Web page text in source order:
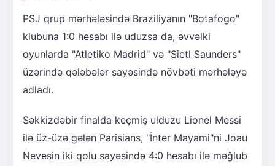
PSJ qrup mərhələsində Braziliyanın "Botafogo"
klubuna 1:0 hesabı ilə uduzsa da, əvvəlki
oyunlarda "Atletiko Madrid" və "Sietl Saunders"
üzərində qələbələr sayəsində növbəti mərhələyə
adladı.
Səkkizdəbir finalda keçmiş ulduzu Lionel Messi
ilə üz-üzə gələn Parisians, "İnter Mayami"ni Joau
Nevesin iki qolu sayəsində 4:0 hesabı ilə məğlub